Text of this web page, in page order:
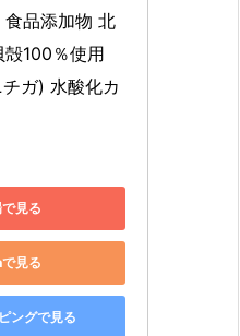
品添加物 北
100％使用
ガ) 水酸化カ
見る
見る
ングで見る